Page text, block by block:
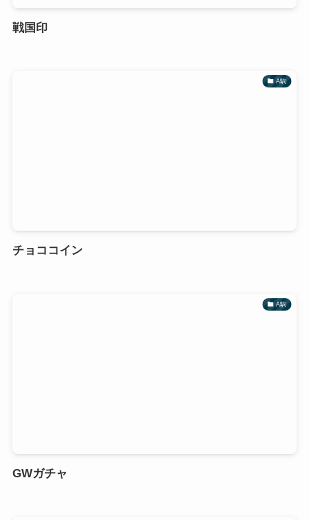
戦国印
A駒
チョココイン
A駒
GWガチャ